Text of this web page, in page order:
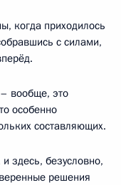
когда приходилось
с силами,
вообще, это
особенно
составляющих.
здесь, безусловно,
решения